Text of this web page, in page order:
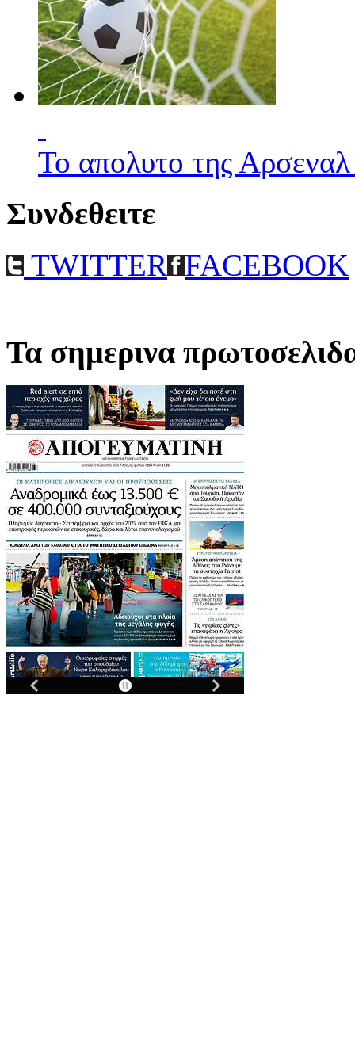
Το απολυτο της
Συνδεθειτε
TWITTER FACEBOOK
Τα σημερινα